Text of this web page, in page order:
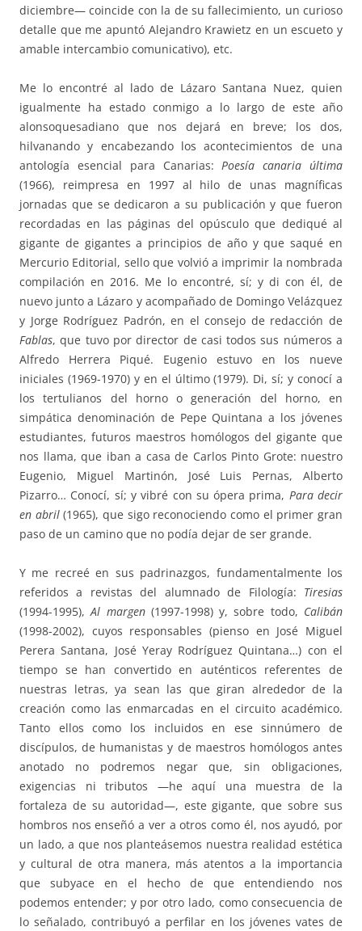
diciembre— coincide con la de su fallecimiento, un curioso
detalle que me apuntó Alejandro Krawietz en un escueto y
amable intercambio comunicativo), etc.
Me lo encontré al lado de Lázaro Santana Nuez, quien
igualmente ha estado conmigo a lo largo de este año
alonsoquesadiano que nos dejará en breve; los dos,
hilvanando y encabezando los acontecimientos de una
antología esencial para Canarias:Poesía canaria última
(1966), reimpresa en 1997 al hilo de unas magníficas
jornadas que se dedicaron a su publicación y que fueron
recordadas en las páginas del opúsculo que dediqué al
gigante de gigantes a principios de año y que saqué en
Mercurio Editorial, sello que volvió a imprimir la nombrada
compilación en 2016. Me lo encontré, sí; y di con él, de
nuevo junto a Lázaro y acompañado de Domingo Velázquez
y Jorge Rodríguez Padrón, en el consejo de redacción de
Fablas, que tuvo por director de casi todos sus números a
Alfredo Herrera Piqué. Eugenio estuvo en los nueve
iniciales (1969-1970) y en el último (1979). Di, sí; y conocí a
los tertulianos del horno o generación del horno, en
simpática denominación de Pepe Quintana a los jóvenes
estudiantes, futuros maestros homólogos del gigante que
nos llama, que iban a casa de Carlos Pinto Grote: nuestro
Eugenio, Miguel Martinón, José Luis Pernas, Alberto
Pizarro… Conocí, sí; y vibré con su ópera prima, Para decir
en abril(1965), que sigo reconociendo como el primer gran
paso de un camino que no podía dejar de ser grande.
Y me recreé en sus padrinazgos, fundamentalmente los
referidos a revistas del alumnado de Filología: Tiresias
(1994-1995),Al margen(1997-1998) y, sobre todo, Calibán
(1998-2002), cuyos responsables (pienso en José Miguel
Perera Santana, José Yeray Rodríguez Quintana…) con el
tiempo se han convertido en auténticos referentes de
nuestras letras, ya sean las que giran alrededor de la
creación como las enmarcadas en el circuito académico.
Tanto ellos como los incluidos en ese sinnúmero de
discípulos, de humanistas y de maestros homólogos antes
anotado no podremos negar que, sin obligaciones,
exigencias ni tributos —he aquí una muestra de la
fortaleza de su autoridad—, este gigante, que sobre sus
hombros nos enseñó a ver a otros como él, nos ayudó, por
un lado, a que nos planteásemos nuestra realidad estética
y cultural de otra manera, más atentos a la importancia
que subyace en el hecho de que entendiendo nos
podemos entender; y por otro lado, como consecuencia de
lo señalado, contribuyó a perfilar en los jóvenes vates de